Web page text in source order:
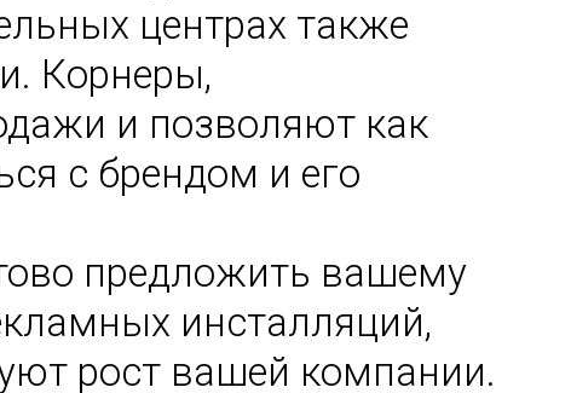
центрах также
Корнеры,
и позволяют как
с брендом и его
предложить вашему
инсталляций,
рост вашей компании.